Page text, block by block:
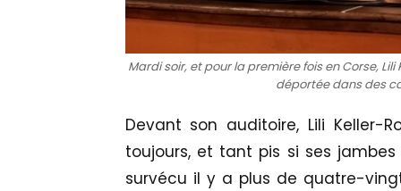
Mardi soir, et pour la première fois en Corse,
déportée dans des
Devant son auditoire, Lili Keller-
toujours, et tant pis si ses
survécu il y a plus de quatre-